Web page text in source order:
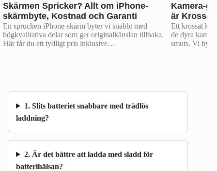
Skärmen Spricker? Allt om iPhone-
skärmbyte, Kostnad och Garanti
En sprucken iPhone-skärm byter vi snabbt med
högkvalitativa delar som ger originalkänslan tillbaka.
Här får du ett tydligt pris inklusive…
Kamera-
är
Ett krossat
de dyra
smuts. Vi
1. Slits batteriet snabbare med trådlös
laddning?
2. Är det bättre att ladda med sladd för
batterihälsan?